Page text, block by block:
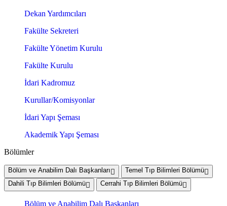
Dekan Yardımcıları
Fakülte Sekreteri
Fakülte Yönetim Kurulu
Fakülte Kurulu
İdari Kadromuz
Kurullar/Komisyonlar
İdari Yapı Şeması
Akademik Yapı Şeması
Bölümler
Bölüm ve Anabilim Dalı Başkanları
Temel Tıp Bilimleri Bölümü
Dahili Tıp Bilimleri Bölümü
Cerrahi Tıp Bilimleri Bölümü
Bölüm ve Anabilim Dalı Başkanları